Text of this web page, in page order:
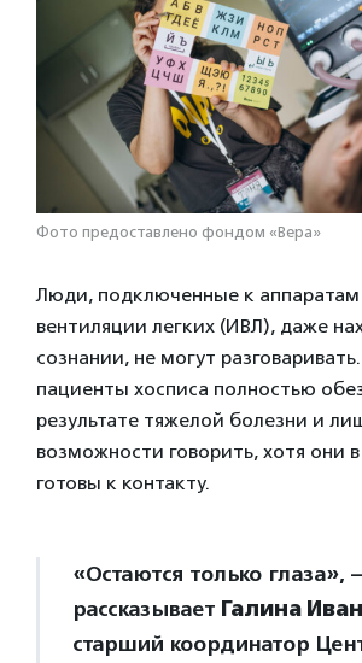
Фото предоставлено фондом «Вера»
Люди, подключенные к аппаратам
вентиляции легких (ИВЛ), даже
сознании, не могут
пациенты хосписа полностью
результате тяжелой болезни и
возможности говорить, хотя они
готовы к контакту.
«Остаются только глаза»,
рассказывает Галина
старший координатор